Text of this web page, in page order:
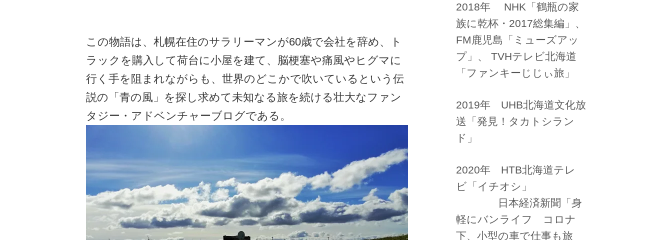
この物語は、札幌在住のサラリーマンが60歳で会社を辞め、ト
ラックを購入して荷台に小屋を建て、脳梗塞や痛風やヒグマに
行く手を阻まれながらも、世界のどこかで吹いているという伝
説の「青の風」を探し求めて未知なる旅を続ける壮大なファン
タジー・アドベンチャーブログである。
2018年 NHK「鶴瓶の家
族に乾杯・2017総集編」、
FM鹿児島「ミューズアッ
プ」、 TVHテレビ北海道
「ファンキーじじぃ旅」
2019年 UHB北海道文化放
送「発見！タカトシラン
ド」
2020年 HTB北海道テレ
ビ「イチオシ」
日本経済新聞「身
軽にバンライフ コロナ
下、小型の車で仕事も旅